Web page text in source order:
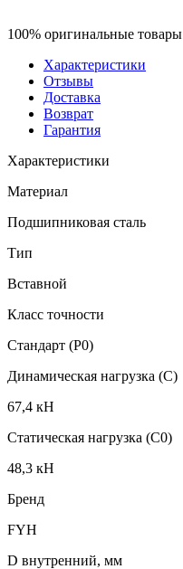
100% оригинальные товары
Характеристики
Отзывы
Доставка
Возврат
Гарантия
Характеристики
Материал
Подшипниковая сталь
Тип
Вставной
Класс точности
Стандарт (P0)
Динамическая нагрузка (C)
67,4 кН
Статическая нагрузка (C0)
48,3 кН
Бренд
FYH
D внутренний, мм